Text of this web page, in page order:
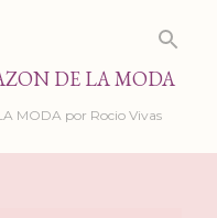
DE LA MODA
MODA por Rocio Vivas